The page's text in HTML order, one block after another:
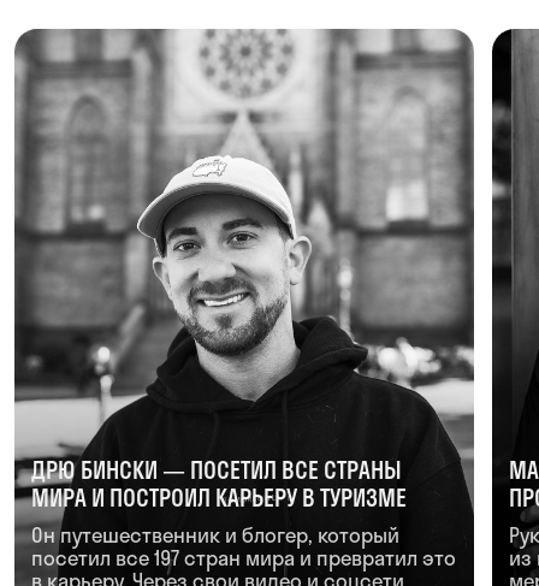
СОЗДАТЕЛИ КОМПАНИЙ И СТАРТАПОВ
ЭКСПЕРТЫ ИНДУСТРИИ
ОПЫТНЫЕ ПРЕПОДАВАТЕЛИ
ГЕОРГИЙ СОЛОВЬЕВ
Предприниматель, основатель Skyeng.
Поможет прокачать предпринимательское
мышление: как находить сильную идею,
проверять гипотезы и превращать обучение
и технологии в продукт, которым хочется
пользоваться каждый день
ГЕРМАН
Основатель
мира
тайм-
энергией,
выгорания